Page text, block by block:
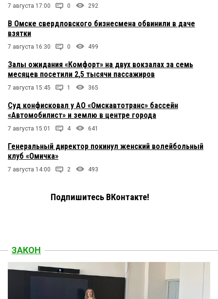
7 августа 17:00 0 292
В Омске свердловского бизнесмена обвинили в даче
взятки
7 августа 16:30 0 499
Залы ожидания «Комфорт» на двух вокзалах за семь
месяцев посетили 2,5 тысячи пассажиров
7 августа 15:45 1 365
Суд конфисковал у АО «Омскавтотранс» бассейн
«Автомобилист» и землю в центре города
7 августа 15:01 4 641
Генеральный директор покинул женский волейбольный
клуб «Омичка»
7 августа 14:00 2 493
Подпишитесь ВКонтакте!
ЗАКОН